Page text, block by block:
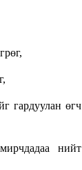
гардуулан өгч
нийт